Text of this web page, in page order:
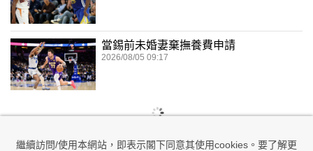
繼續訪問/使用本網站，即表示閣下同意其使用cookies。要了解更
當錫前未婚妻棄撫養費申請
2026/08/05 09:17